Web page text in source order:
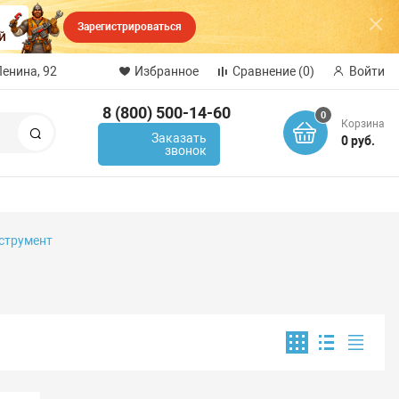
Зарегистрироваться
92 Избранное Сравнение (0) Войти
8 (800) 500-14-60
Заказать
звонок
0
Корзина
0 руб.